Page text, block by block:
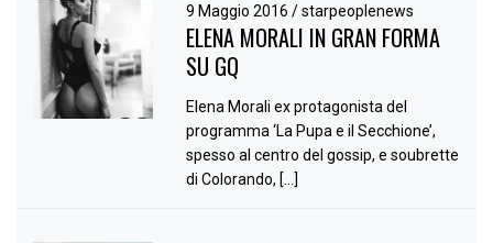
9 Maggio 2016/ starpeoplenews
ELENA MORALI IN GRAN FORMA
SU GQ
Elena Morali ex protagonista del
programma ‘La Pupa e il Secchione’,
spesso al centro del gossip, e soubrette
di Colorando, […]